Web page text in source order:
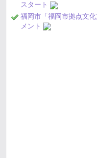
スタート
福岡市「福岡市拠点文
メント